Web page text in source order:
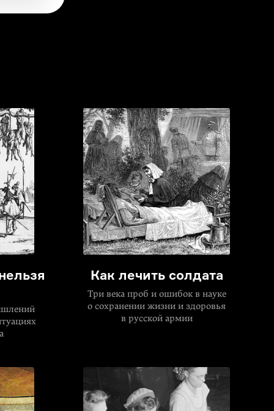
Как лечить солдата
Три века проб и ошибок в науке
о сохранении жизни и здоровья
в русской армии